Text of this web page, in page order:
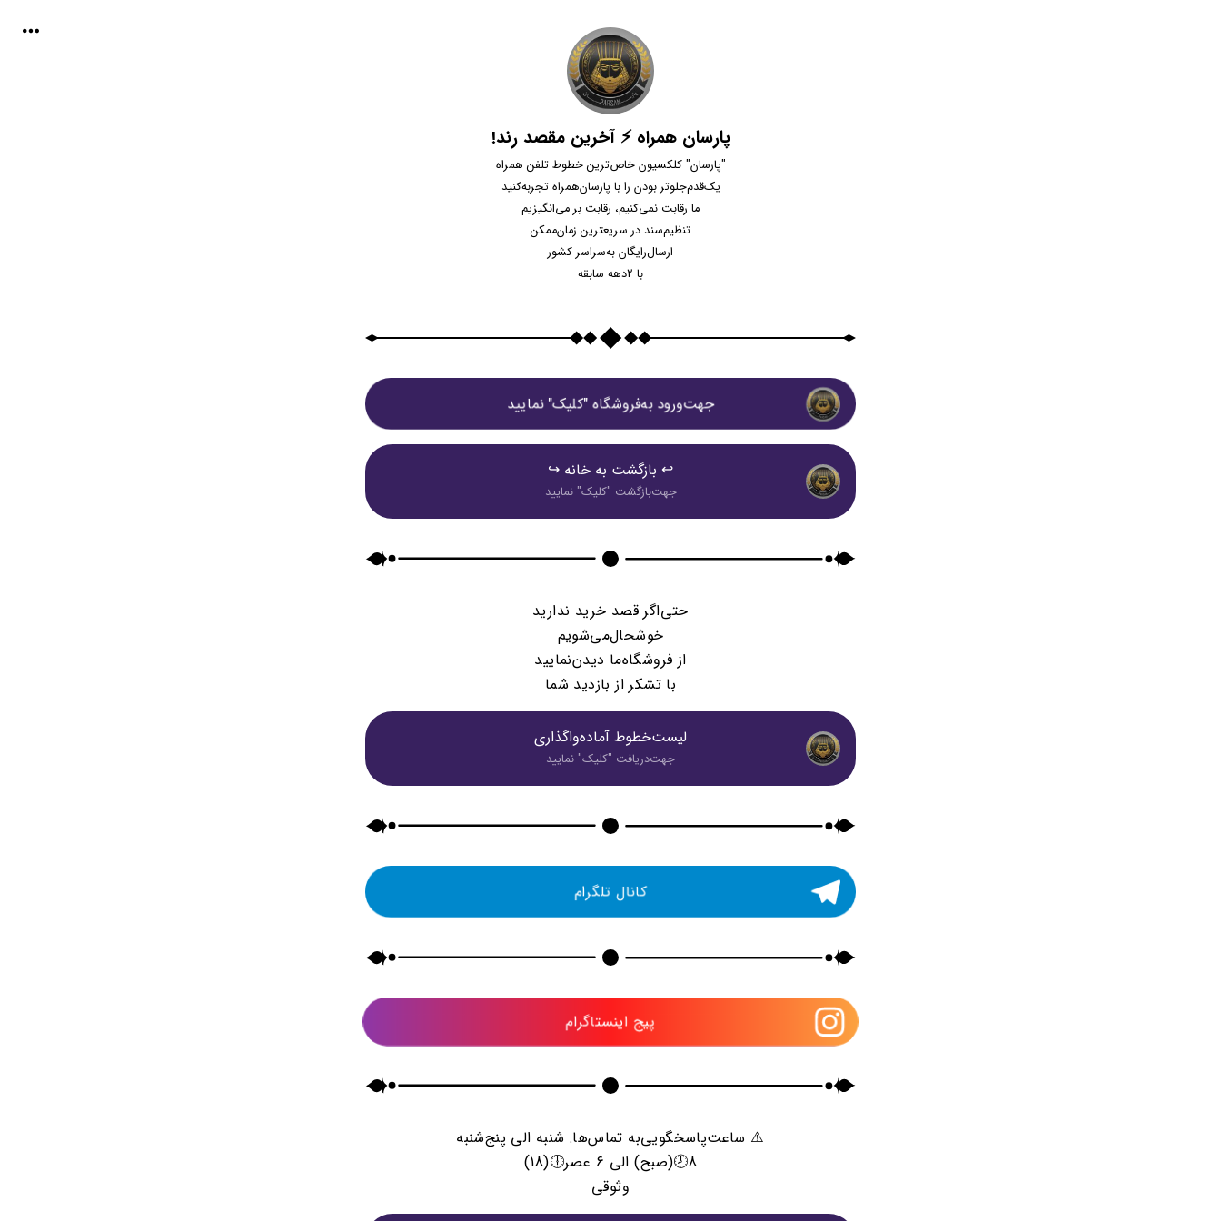
پارسان همراه ⚡ آخرین مقصد رند!
"پارسان" کلکسیون خاص‌ترین خطوط تلفن همراه
یک‌قدم‌جلوتر بودن را با پارسان‌همراه تجربه‌کنید
ما رقابت نمی‌کنیم، رقابت بر می‌انگیزیم
تنظیم‌سند در سریعترین زمان‌ممکن
ارسال‌رایگان به‌سراسر کشور
با 2دهه سابقه
جهت‌ورود به‌فروشگاه "كليک" نماييد
↩️ بازگشت به خانه ↪️
جهت‌بازگشت "كليک" نماييد
حتی‌اگر قصد خرید ندارید
خوشحال‌می‌شویم
از فروشگاه‌ما دیدن‌نمایید
با تشکر از بازدید شما
لیست‌خطوط آماده‌واگذاری
جهت‌دريافت "كليک" نماييد
کانال تلگرام
پیج اینستاگرام
⚠️ ساعت‌پاسخگویی‌به تماس‌ها: شنبه الی پنج‌شنبه
8🕗(صبح) الی 6 عصر🕕(18)
وثوقی